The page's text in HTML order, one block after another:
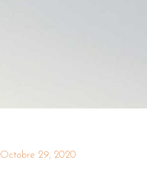
Octobre 29, 2020